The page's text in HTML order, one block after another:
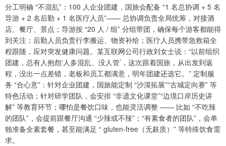
分工明确 “不混乱”：100 人企业团建，国旅会配备 “1 名总协调 + 5 名
导游 + 2 名后勤 + 1 名医疗人员”—— 总协调负责全局统筹，对接酒
店、餐厅、景点；导游按 “20 人 / 组” 分组带团，确保每个游客都能得
到关注；后勤人员负责行李搬运、物资补给；医疗人员携带急救箱全
程跟随，应对突发健康问题。某互联网公司行政刘女士说：“以前组织
团建，总有人抱怨‘人多混乱、没人管’，这次跟着国旅，从出发到返
程，没出一点差错，老板和员工都满意，明年团建还选它。” 定制服
务 “合心意”：针对企业团建，国旅能定制 “沙漠拓展”“古城定向赛” 等
特色活动；针对研学团队，会安排 “非遗文化课堂”“边境口岸历史讲
解” 等教育环节；哪怕是餐饮口味，也能灵活调整 —— 比如 “不吃辣
的团队”，会提前跟餐厅沟通 “少辣或不辣”；“有素食者的团队”，会单
独准备全素套餐，甚至能满足 “ gluten-free（无麸质）” 等特殊饮食需
求。